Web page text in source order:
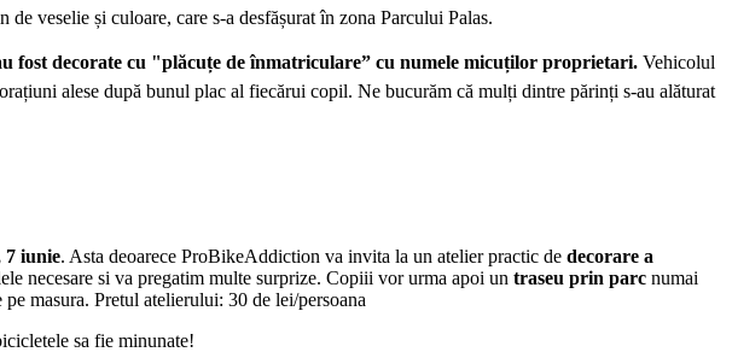
veselie și culoare, care s-a desfășurat în zona Parcului Palas.
decorate cu "plăcuțe de înmatriculare” cu numele micuților proprietari. Vehicolul
alese după bunul plac al fiecărui copil. Ne bucurăm că mulți dintre părinți s-au alăturat
7 iunie. Asta deoarece ProBikeAddiction va invita la un atelier practic de decorare a
necesare si va pregatim multe surprize. Copiii vor urma apoi un traseu prin parc numai
pe masura. Pretul atelierului: 30 de lei/persoana
sa fie minunate!